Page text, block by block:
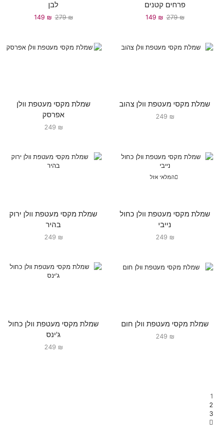
פרחים קטנים
279₪
149 ₪
לבן
279₪
149 ₪
שמלת מקסי מעטפת וולן צהוב
249 ₪
שמלת מקסי מעטפת וולן
אפרסק
249 ₪
המלאי אזל
שמלת מקסי מעטפת וולן כחול
נייבי
249 ₪
שמלת מקסי מעטפת וולן ירוק
בהיר
249 ₪
שמלת מקסי מעטפת וולן חום
249 ₪
שמלת מקסי מעטפת וולן כחול
ג'ינס
249 ₪
1
2
3